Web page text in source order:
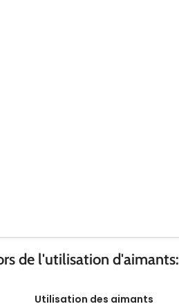
de l'utilisation d'aimants:
Utilisation des aimants